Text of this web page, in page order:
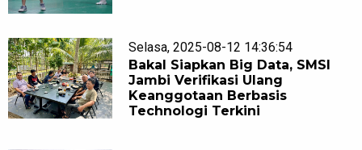
Selasa, 2025-08-12 14:36:54
Bakal Siapkan Big Data, SMSI
Jambi Verifikasi Ulang
Keanggotaan Berbasis
Technologi Terkini